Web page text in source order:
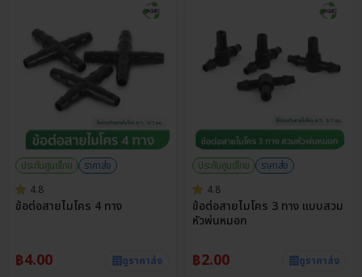
ประกันศูนย์ไทย
ราคาส่ง
4.8
ข้อต่อสายไมโคร 4 ทาง
฿4.00 ดูราคาส่ง
ประกันศูนย์ไทย
ราคาส่ง
4.8
ข้อต่อสายไมโคร 3 ทาง แบบสวม
หัวพ่นหมอก
฿2.00 ดูราคาส่ง